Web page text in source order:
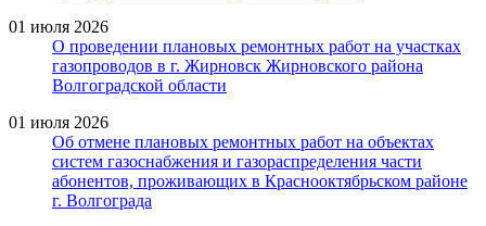
01 июля 2026
О проведении плановых ремонтных работ на участках
газопроводов в г. Жирновск Жирновского района
Волгоградской области
01 июля 2026
Об отмене плановых ремонтных работ на объектах
систем газоснабжения и газораспределения части
абонентов, проживающих в Краснооктябрьском районе
г. Волгограда